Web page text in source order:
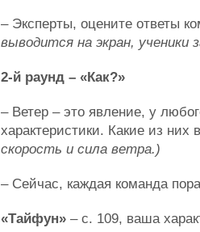
– Эксперты, оцените ответы
выводится на экран,
2-й раунд – «Как?»
– Ветер – это явление, у
характеристики. Какие из
скорость и сила ветра.)
– Сейчас, каждая команда
«Тайфун» – с. 109, ваша